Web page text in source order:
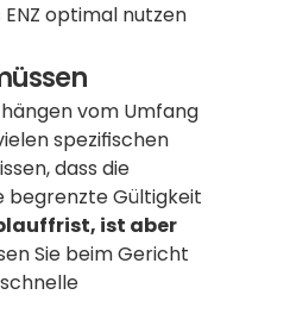
optimal nutzen
hängen vom Umfang
spezifischen
dass die
begrenzte Gültigkeit
ist aber
Sie beim Gericht